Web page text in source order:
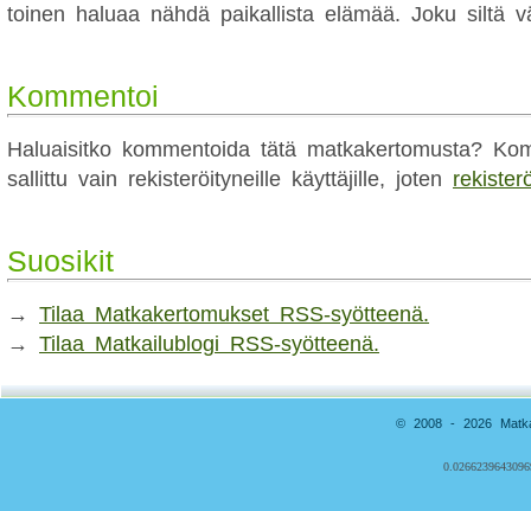
toinen haluaa nähdä paikallista elämää. Joku siltä
Kommentoi
Haluaisitko kommentoida tätä matkakertomusta?
sallittu vain rekisteröityneille käyttäjille, joten
Suosikit
→ Tilaa Matkakertomukset RSS-syötteenä.
→ Tilaa Matkailublogi RSS-syötteenä.
© 2008 - 2026